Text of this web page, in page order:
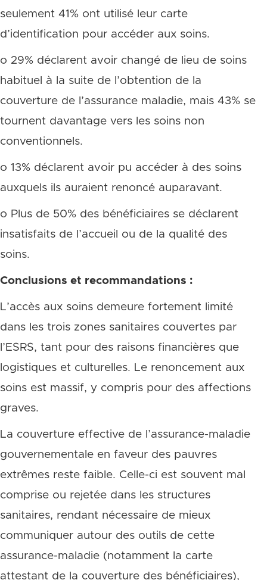
seulement 41% ont utilisé leur carte
d’identification pour accéder aux soins.
o 29% déclarent avoir changé de lieu de soins
habituel à la suite de l’obtention de la
couverture de l’assurance maladie, mais 43% se
tournent davantage vers les soins non
conventionnels.
o 13% déclarent avoir pu accéder à des soins
auxquels ils auraient renoncé auparavant.
o Plus de 50% des bénéficiaires se déclarent
insatisfaits de l’accueil ou de la qualité des
soins.
Conclusions et recommandations :
L’accès aux soins demeure fortement limité
dans les trois zones sanitaires couvertes par
l’ESRS, tant pour des raisons financières que
logistiques et culturelles. Le renoncement aux
soins est massif, y compris pour des affections
graves.
La couverture effective de l’assurance-maladie
gouvernementale en faveur des pauvres
extrêmes reste faible. Celle-ci est souvent mal
comprise ou rejetée dans les structures
sanitaires, rendant nécessaire de mieux
communiquer autour des outils de cette
assurance-maladie (notamment la carte
attestant de la couverture des bénéficiaires),